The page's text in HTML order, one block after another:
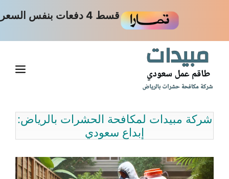
قسط 4 دفعات بنفس السعر
شركة مبيدات لمكافحة الحشرات بالرياض:
إبداع سعودي